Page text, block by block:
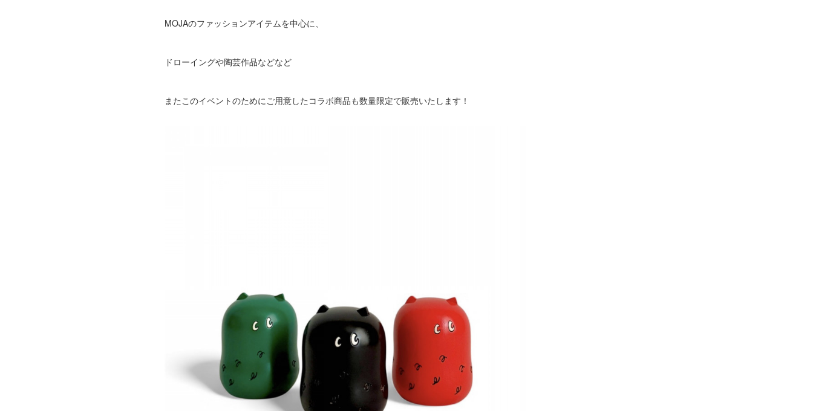
MOJAのファッションアイテムを中心に、
ドローイングや陶芸作品などなど
またこのイベントのためにご用意したコラボ商品も数量限定で販売いたします！